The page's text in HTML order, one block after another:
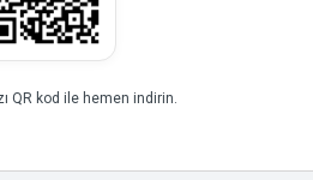
QR kod ile hemen indirin.